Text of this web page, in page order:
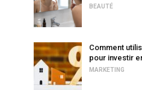
BEAUTÉ
Comment
pour investir
MARKETING